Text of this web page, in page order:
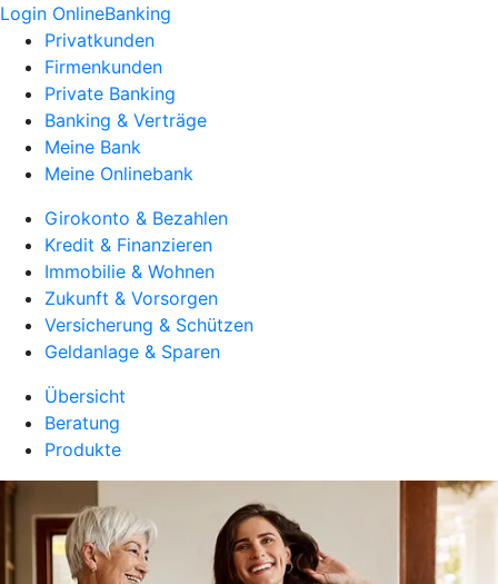
Login OnlineBanking
Privatkunden
Firmenkunden
Private Banking
Banking & Verträge
Meine Bank
Meine Onlinebank
Girokonto & Bezahlen
Kredit & Finanzieren
Immobilie & Wohnen
Zukunft & Vorsorgen
Versicherung & Schützen
Geldanlage & Sparen
Übersicht
Beratung
Produkte